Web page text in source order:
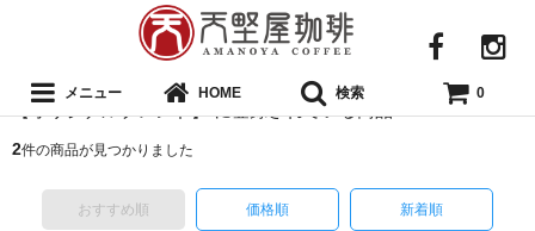
メニュー HOME 検索 0
【オリジナルブレンド】 に登録されている商品
2件の商品が見つかりました
おすすめ順 価格順 新着順